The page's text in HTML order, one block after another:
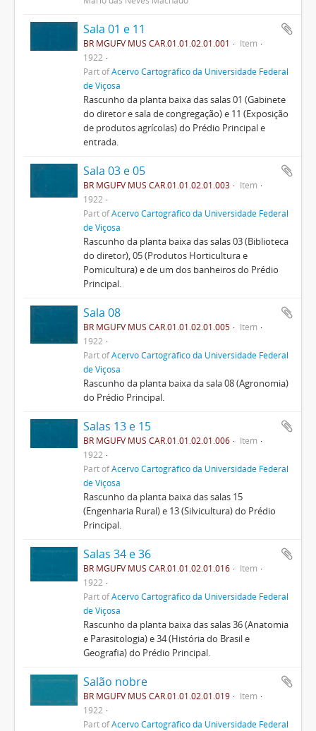
Sala 01 e 11
BR MGUFV MUS CAR.01.01.02.01.001
Item
1922
Part ofAcervo Cartográfico da Universidade Federal
de Viçosa
Rascunho da planta baixa das salas 01 (Gabinete
do diretor e sala de congregação) e 11 (Exposição
de produtos agrícolas) do Prédio Principal e
entrada.
Sala 03 e 05
BR MGUFV MUS CAR.01.01.02.01.003
Item
1922
Part ofAcervo Cartográfico da Universidade Federal
de Viçosa
Rascunho da planta baixa das salas 03 (Biblioteca
do diretor), 05 (Produtos Horticultura e
Pomicultura) e de um dos banheiros do Prédio
Principal.
Sala 08
BR MGUFV MUS CAR.01.01.02.01.005
Item
1922
Part ofAcervo Cartográfico da Universidade Federal
de Viçosa
Rascunho da planta baixa da sala 08 (Agronomia)
do Prédio Principal.
Salas 13 e 15
BR MGUFV MUS CAR.01.01.02.01.006
Item
1922
Part ofAcervo Cartográfico da Universidade Federal
de Viçosa
Rascunho da planta baixa das salas 15
(Engenharia Rural) e 13 (Silvicultura) do Prédio
Principal.
Salas 34 e 36
BR MGUFV MUS CAR.01.01.02.01.016
Item
1922
Part ofAcervo Cartográfico da Universidade Federal
de Viçosa
Rascunho da planta baixa das salas 36 (Anatomia
e Parasitologia) e 34 (História do Brasil e
Geografia) do Prédio Principal.
Salão nobre
BR MGUFV MUS CAR.01.01.02.01.019
Item
1922
Part ofAcervo Cartográfico da Universidade Federal